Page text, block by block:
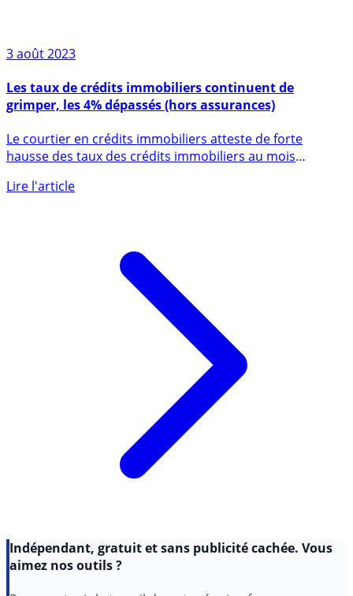
3 août 2023
grimper, les 4% dépassés (hors assurances)
hausse des taux des crédits immobiliers au mois